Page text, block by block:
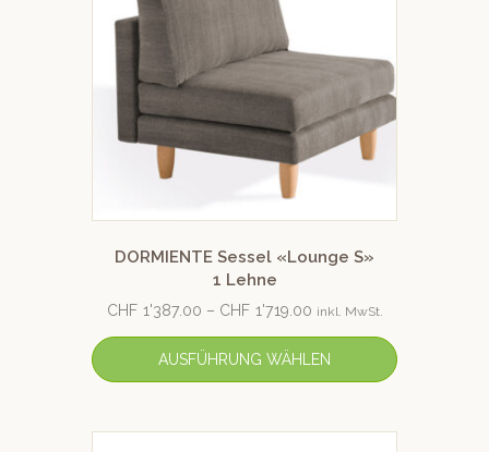
DORMIENTE Sessel «Lounge S»
1 Lehne
CHF 1'387.00 – CHF 1'719.00 inkl. MwSt.
AUSFÜHRUNG WÄHLEN